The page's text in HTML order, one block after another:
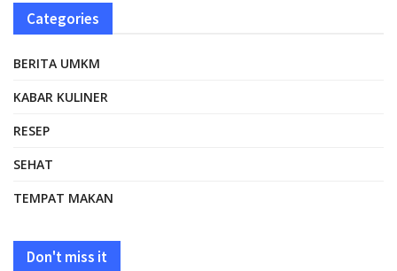
Categories
BERITA UMKM
KABAR KULINER
RESEP
SEHAT
TEMPAT MAKAN
Don't miss it